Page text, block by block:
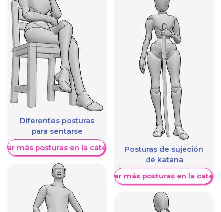
Diferentes posturas
para sentarse
más posturas en la categoríaPosturas de sujeción
de katana
Mostrar más posturas en la